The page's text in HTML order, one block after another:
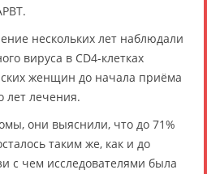
нескольких лет наблюдали
вируса в CD4-клетках
женщин до начала приёма
лет лечения.
они выяснили, что до 71%
таким же, как и до
с чем исследователями была